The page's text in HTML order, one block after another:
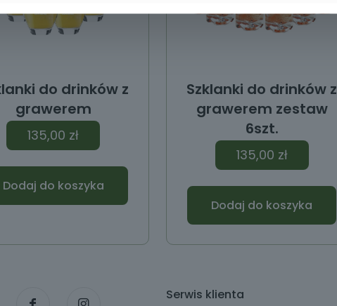
do drinków z
grawerem
135,00 zł
Dodaj do koszyka
Szklanki do drinków z
grawerem zestaw
6szt.
135,00 zł
Dodaj do koszyka
Serwis klienta